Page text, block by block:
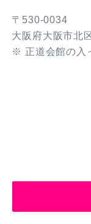
〒530-0034
大阪府大阪市北
※ 正道会館の入